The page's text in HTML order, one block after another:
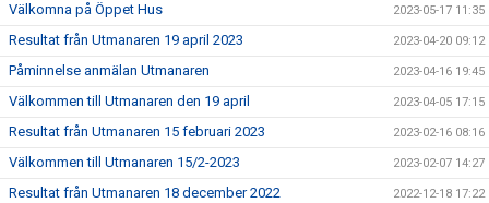
Välkomna på Öppet Hus 2023-05-17 11:35
Resultat från Utmanaren 19 april 2023 2023-04-20 09:12
Påminnelse anmälan Utmanaren 2023-04-16 19:45
Välkommen till Utmanaren den 19 april 2023-04-05 17:15
Resultat från Utmanaren 15 februari 2023 2023-02-16 08:16
Välkommen till Utmanaren 15/2-2023 2023-02-07 14:27
Resultat från Utmanaren 18 december 2022 2022-12-18 17:22